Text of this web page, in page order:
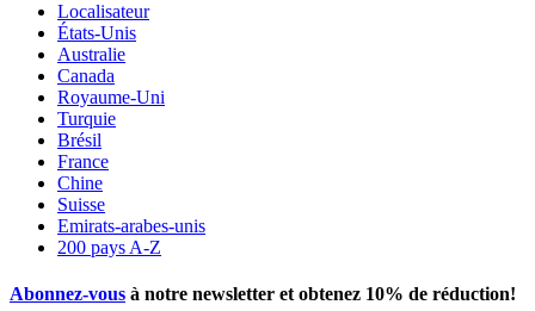
Localisateur
États-Unis
Australie
Canada
Royaume-Uni
Turquie
Brésil
France
Chine
Suisse
Emirats-arabes-unis
200 pays A-Z
Abonnez-vous à notre newsletter et obtenez 10% de réduction!